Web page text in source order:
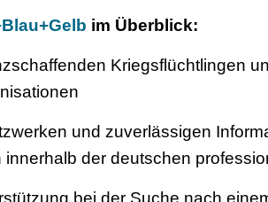
im Überblick:
Kriegsflüchtlingen
und zuverlässigen
der deutschen
bei der Suche nach